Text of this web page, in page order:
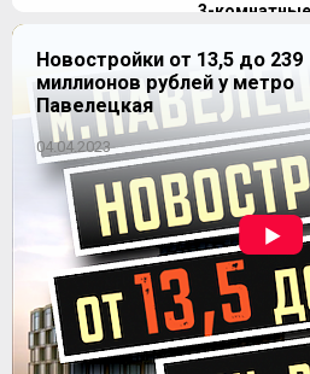
3-комнатные
66,4-85,5 м2 Продано
4-комнатные
Уточнить наличие
Продано
ЖК Монодом
Новостройки от 13,5 до 239
миллионов рублей у метро
Павелецкая
04.04.2023